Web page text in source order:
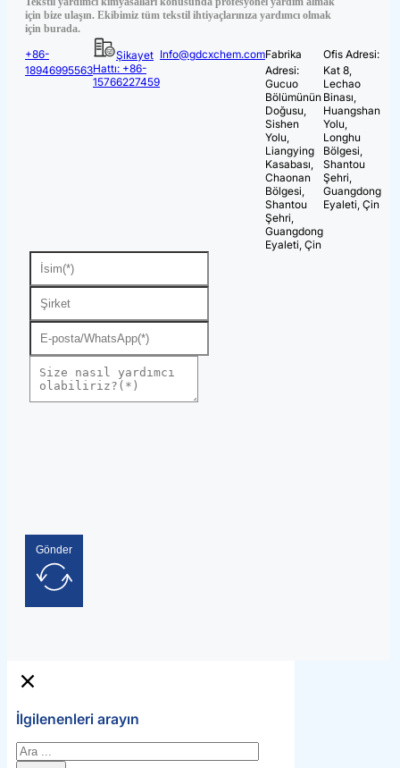
için bize ulaşın. Ekibimiz tüm tekstil ihtiyaçlarınıza yardımcı olmak
için burada.
+86-
18946995563
Şikayet
Hattı: +86-
15766227459
Info@gdcxchem.comFabrika
Adresi:
Gucuo
Bölümünün
Doğusu,
Sishen
Yolu,
Liangying
Kasabası,
Chaonan
Bölgesi,
Shantou
Şehri,
Guangdong
Eyaleti, Çin
Ofis Adresi:
Kat 8,
Lechao
Binası,
Huangshan
Yolu,
Longhu
Bölgesi,
Shantou
Şehri,
Guangdong
Eyaleti, Çin
Gönder
İlgilenenleri arayın
Ara